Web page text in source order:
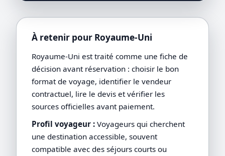
À retenir pour Royaume-Uni
Royaume-Uni est traité comme une fiche de
décision avant réservation : choisir le bon
format de voyage, identifier le vendeur
contractuel, lire le devis et vérifier les
sources officielles avant paiement.
Profil voyageur : Voyageurs qui cherchent
une destination accessible, souvent
compatible avec des séjours courts ou